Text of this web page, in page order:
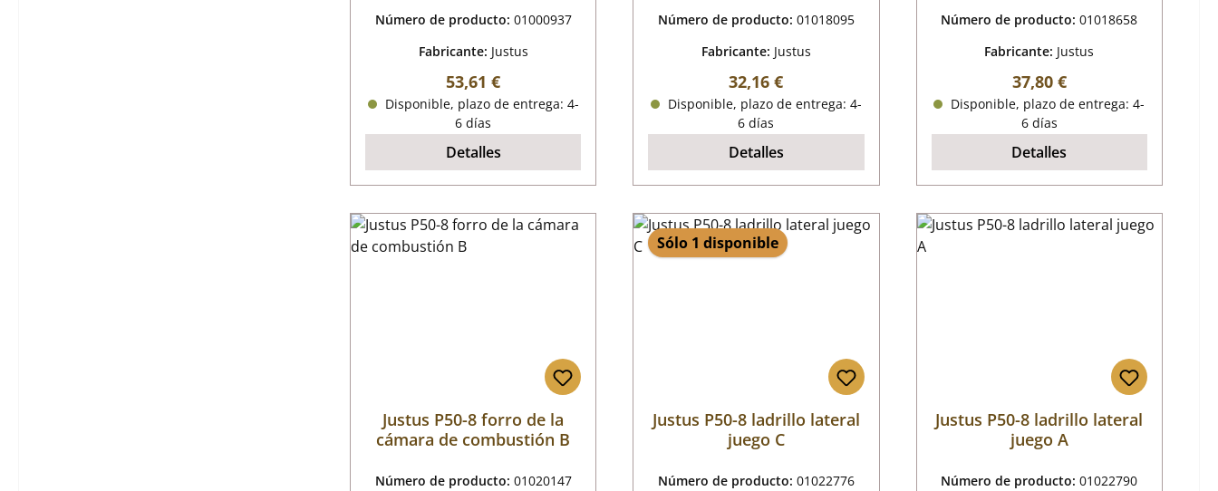
Número de producto: 01000937
Fabricante: Justus
Precio normal:
53,61 €
Disponible, plazo de entrega: 4-
6 días
Detalles
Número de producto: 01018095
Fabricante: Justus
Precio normal:
32,16 €
Disponible, plazo de entrega: 4-
6 días
Detalles
Número de producto:01018658
Fabricante: Justus
Precio normal:
37,80 €
Disponible, plazo de entrega: 4-
6 días
Detalles
Justus P50-8 forro de la
cámara de combustión B
Número de producto: 01020147
Sólo 1 disponible
Justus P50-8 ladrillo lateral
juego C
Número de producto: 01022776
Justus P50-8 ladrillo lateral
juego A
Número de producto:01022790